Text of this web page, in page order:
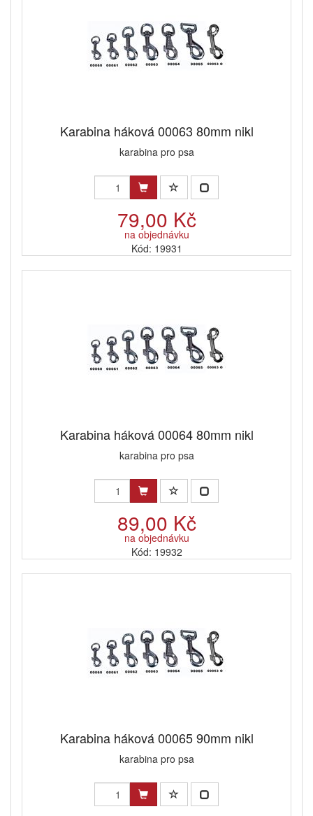
Karabina háková 00063 80mm nikl
karabina pro psa
79,00 Kč
na objednávku
Kód: 19931
Karabina háková 00064 80mm nikl
karabina pro psa
89,00 Kč
na objednávku
Kód: 19932
Karabina háková 00065 90mm nikl
karabina pro psa